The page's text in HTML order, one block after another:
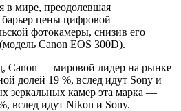
в мире, преодолевшая
цены цифровой
фотокамеры, снизив его
Canon EOS 300D).
Canon — мировой лидер на рынке
долей 19 %, вслед идут Sony и
зеркальных камер эта марка —
вслед идут Nikon и Sony.